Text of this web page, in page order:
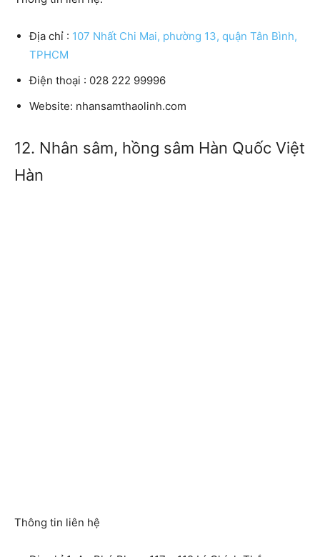
Địa chỉ : 107 Nhất Chi Mai, phường 13, quận Tân Bình,
TPHCM
Điện thoại : 028 222 99996
Website: nhansamthaolinh.com
12. Nhân sâm, hồng sâm Hàn Quốc Việt
Hàn
Thông tin liên hệ